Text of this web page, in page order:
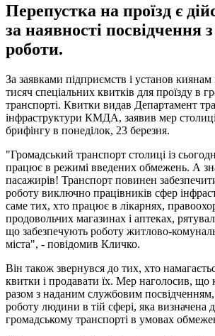
Перепустка на проїзд є
за наявності посвідчення
роботи.
За заявками підприємств і установ
тисяч спеціальних квитків для проїзду в
транспорті. Квитки видав Департамент
інфраструктури КМДА, заявив мер
брифінгу в понеділок, 23 березня.
"Громадський транспорт столиці із
працює в режимі введених обмежень. А
пасажирів! Транспорт повинен
роботу виключно працівників сфер
саме тих, хто працює в лікарнях,
продовольчих магазинах і аптеках,
що забезпечують роботу житлово-
міста", - повідомив Кличко.
Він також звернувся до тих, хто
квитки і продавати їх. Мер наголосив, що
разом з наданим службовим
роботу людини в тій сфері, яка визначена
громадському транспорті в умовах